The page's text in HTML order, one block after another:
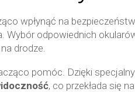
wpłynąć na
odpowiednich
drodze.
pomóc. Dzięki
, co przekłada się